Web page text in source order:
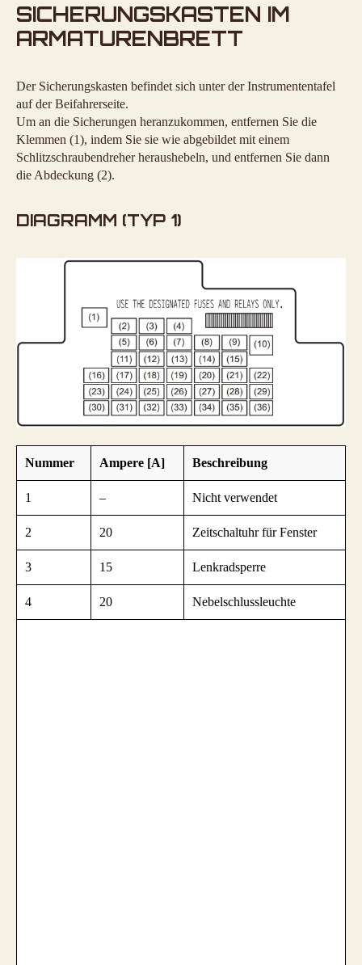
SICHERUNGSKASTEN IM
ARMATURENBRETT
Der Sicherungskasten befindet sich unter der Instrumententafel
auf der Beifahrerseite.
Um an die Sicherungen heranzukommen, entfernen Sie die
Klemmen (1), indem Sie sie wie abgebildet mit einem
Schlitzschraubendreher heraushebeln, und entfernen Sie dann
die Abdeckung (2).
DIAGRAMM (TYP 1)
Nummer Ampere [A] Beschreibung
1 – Nicht verwendet
2 20 Zeitschaltuhr für Fenster
3 15 Lenkradsperre
4 20 Nebelschlussleuchte